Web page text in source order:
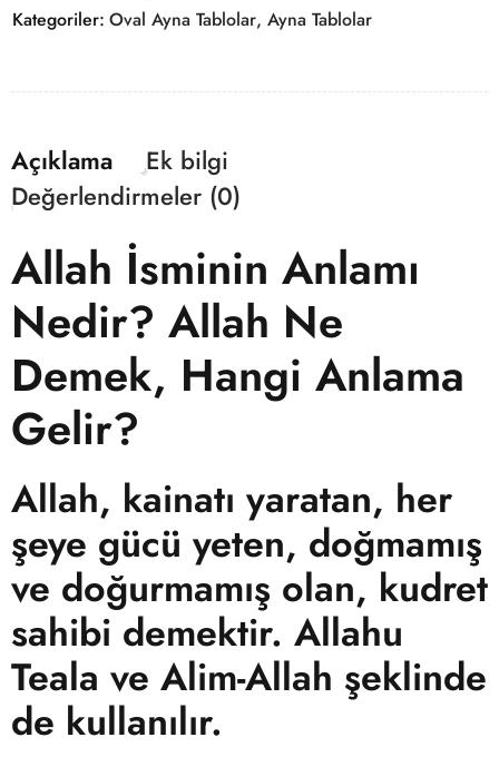
Kategoriler: Oval Ayna Tablolar, Ayna Tablolar
Açıklama
Ek bilgi
Değerlendirmeler (0)
Allah İsminin Anlamı
Nedir? Allah Ne
Demek, Hangi Anlama
Gelir?
Allah, kainatı yaratan, her
şeye gücü yeten, doğmamış
ve doğurmamış olan, kudret
sahibi demektir. Allahu
Teala ve Alim-Allah şeklinde
de kullanılır.